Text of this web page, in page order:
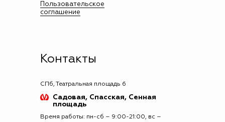
Пользовательское
соглашение
Контакты
СПб, Театральная площадь 6
Садовая, Спасская, Сенная
площадь
Время работы: пн-сб – 9:00-21:00, вс –